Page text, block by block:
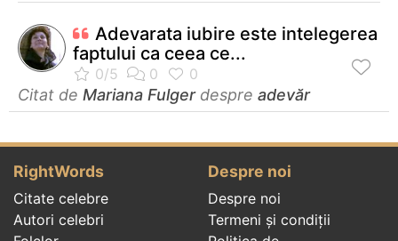
Adevarata iubire este intelegerea
faptului ca ceea ce...
Citat de Mariana Fulgerdespre adevăr
RightWords
Citate celebre
Autori celebri
Despre noi
Despre noi
Termeni și condiții